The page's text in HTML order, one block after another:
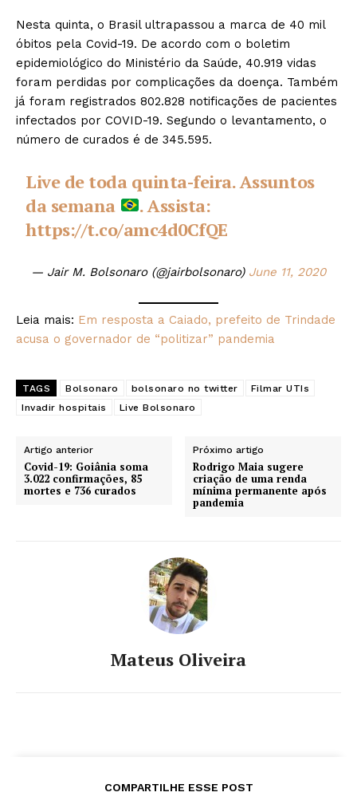
Nesta quinta, o Brasil ultrapassou a marca de 40 mil
óbitos pela Covid-19. De acordo com o boletim
epidemiológico do Ministério da Saúde, 40.919 vidas
foram perdidas por complicações da doença. Também
já foram registrados 802.828 notificações de pacientes
infectados por COVID-19. Segundo o levantamento, o
número de curados é de 345.595.
Live de toda quinta-feira. Assuntos
da semana
. Assista:
https://t.co/amc4d0CfQE
— Jair M. Bolsonaro (@jairbolsonaro) June 11, 2020
Leia mais: Em resposta a Caiado, prefeito de Trindade
acusa o governador de “politizar” pandemia
TAGS Bolsonaro bolsonaro no twitter
Filmar UTIs
Invadir hospitais
Live Bolsonaro
Artigo anterior
Covid-19: Goiânia soma
3.022 confirmações, 85
mortes e 736 curados
Próximo artigo
Rodrigo Maia sugere
criação de uma renda
mínima permanente após
pandemia
Mateus Oliveira
COMPARTILHE ESSE POST